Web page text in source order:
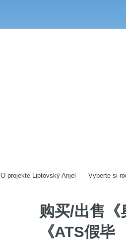
O projekte Liptovský Anjel Vyberte si
购买/出售
《ATS假毕